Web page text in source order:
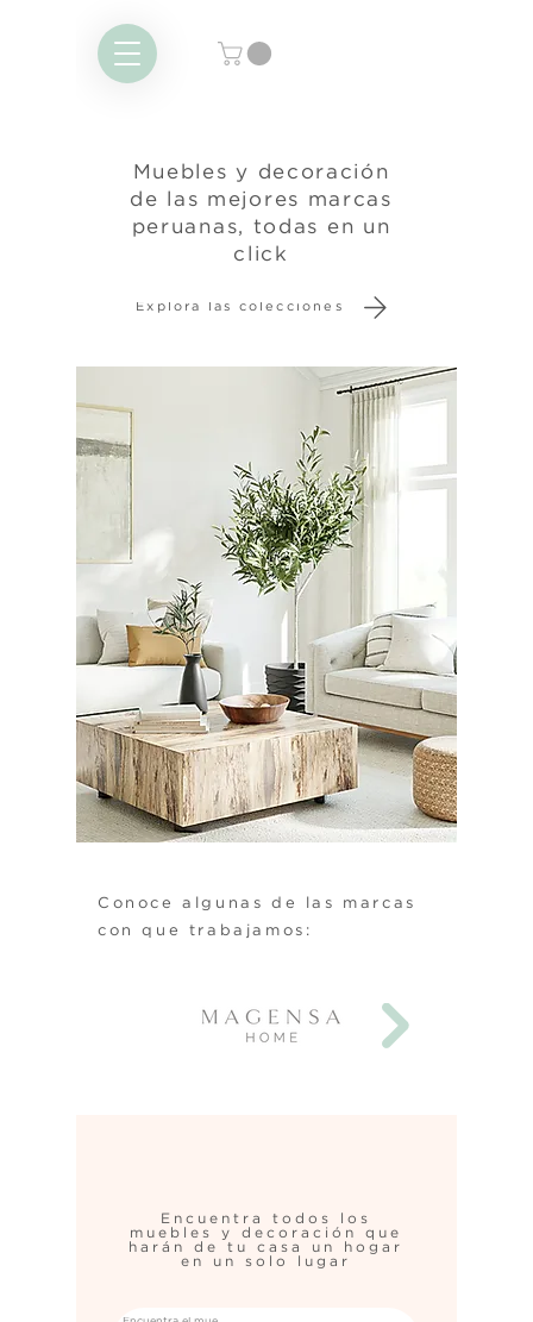
Muebles y decoración
de las mejores marcas
peruanas, todas en un
click
Explora las colecciones
Conoce algunas de las marcas
con que trabajamos:
Encuentra todos los
muebles y decoración que
harán de tu casa un hogar
en un solo lugar